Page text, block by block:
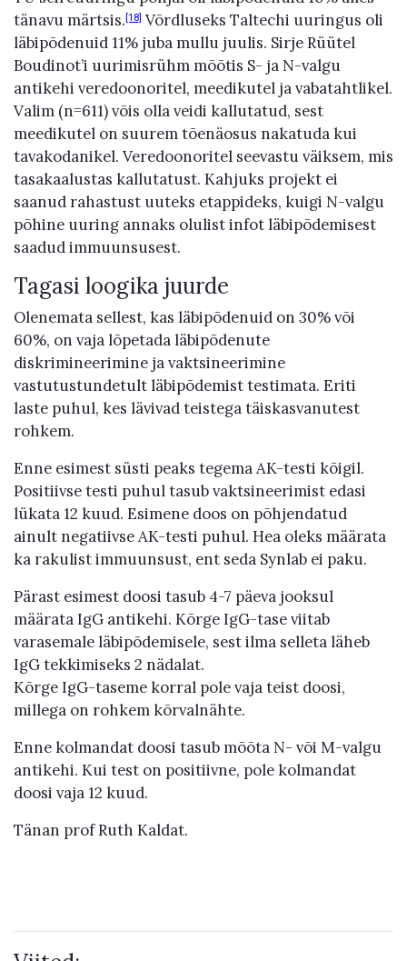
tänavu märtsis.[18] Võrdluseks Taltechi uuringus oli
läbipõdenuid 11% juba mullu juulis. Sirje Rüütel
Boudinot’i uurimisrühm mõõtis S- ja N-valgu
antikehi veredoonoritel, meedikutel ja vabatahtlikel.
Valim (n=611) võis olla veidi kallutatud, sest
meedikutel on suurem tõenäosus nakatuda kui
tavakodanikel. Veredoonoritel seevastu väiksem, mis
tasakaalustas kallutatust. Kahjuks projekt ei
saanud rahastust uuteks etappideks, kuigi N-valgu
põhine uuring annaks olulist infot läbipõdemisest
saadud immuunsusest.
Tagasi loogika juurde
Olenemata sellest, kas läbipõdenuid on 30% või
60%, on vaja lõpetada läbipõdenute
diskrimineerimine ja vaktsineerimine
vastutustundetult läbipõdemist testimata. Eriti
laste puhul, kes lävivad teistega täiskasvanutest
rohkem.
Enne esimest süsti peaks tegema AK-testi kõigil.
Positiivse testi puhul tasub vaktsineerimist edasi
lükata 12 kuud. Esimene doos on põhjendatud
ainult negatiivse AK-testi puhul. Hea oleks määrata
ka rakulist immuunsust, ent seda Synlab ei paku.
Pärast esimest doosi tasub 4-7 päeva jooksul
määrata IgG antikehi. Kõrge IgG-tase viitab
varasemale läbipõdemisele, sest ilma selleta läheb
IgG tekkimiseks 2 nädalat.
Kõrge IgG-taseme korral pole vaja teist doosi,
millega on rohkem kõrvalnähte.
Enne kolmandat doosi tasub mõõta N- või M-valgu
antikehi. Kui test on positiivne, pole kolmandat
doosi vaja 12 kuud.
Tänan prof Ruth Kaldat.